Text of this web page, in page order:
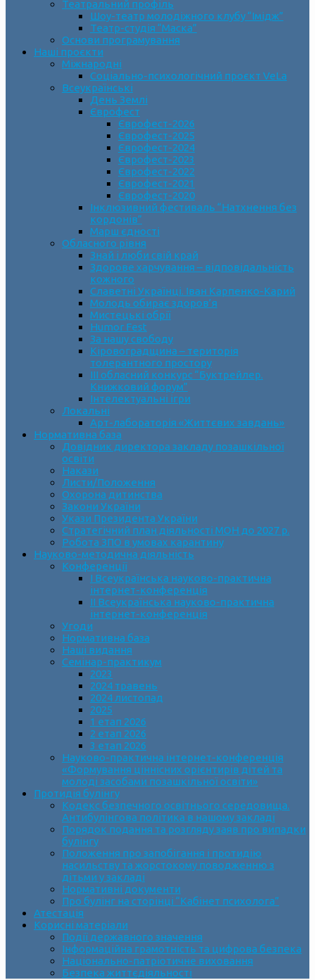
Театральний профіль
Шоу-театр молодіжного клубу “Імідж”
Театр-студія “Маска”
Основи програмування
Наші проєкти
Міжнародні
Соціально-психологічний проєкт VeLa
Всеукраїнські
День Землі
Єврофест
Єврофест-2026
Єврофест-2025
Єврофест-2024
Єврофест-2023
Єврофест-2022
Єврофест-2021
Єврофест-2020
Інклюзивний фестиваль “Натхнення без
кордонів”
Марш єдності
Обласного рівня
Знай і люби свій край
Здорове харчування – відповідальність
кожного
Славетні Українці. Іван Карпенко-Карий
Молодь обирає здоров’я
Мистецькі обрії
Humor Fest
За нашу свободу
Кіровоградщина – територія
толерантного простору
ІII обласний конкурс “Буктрейлер.
Книжковий форум”
Інтелектуальні ігри
Локальні
Арт-лабораторія «Життєвих завдань»
Нормативна база
Довідник директора закладу позашкільної
освіти
Накази
Листи/Положення
Охорона дитинства
Закони України
Укази Президента України
Стратегічний план діяльності МОН до 2027 р.
Робота ЗПО в умовах карантину
Науково-методична діяльність
Конференції
І Всеукраїнська науково-практична
інтернет-конференція
ІІ Всеукраїнська науково-практична
інтернет-конференція
Угоди
Нормативна база
Наші видання
Семінар-практикум
2023
2024 травень
2024 листопад
2025
1 етап 2026
2 етап 2026
3 етап 2026
Науково-практична інтернет-конференція
«Формування ціннісних орієнтирів дітей та
молоді засобами позашкільної освіти»
Протидія булінгу
Кодекс безпечного освітнього середовища.
Антибулінгова політика в нашому закладі
Порядок подання та розгляду заяв про випадки
булінгу
Положення про запобігання і протидію
насильству та жорстокому поводженню з
дітьми у закладі
Нормативні документи
Про булінг на сторінці “Кабінет психолога”
Атестація
Корисні матеріали
Події державного значення
Інформаційна грамотність та цифрова безпека
Національно-патріотичне виховання
Безпека життєдіяльності